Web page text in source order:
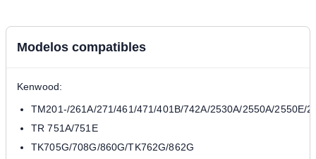
Modelos compatibles
Kenwood:
TM201-/261A/271/461/471/401B/742A/2530A/2550A/2550E/
TR 751A/751E
TK705G/708G/860G/TK762G/862G